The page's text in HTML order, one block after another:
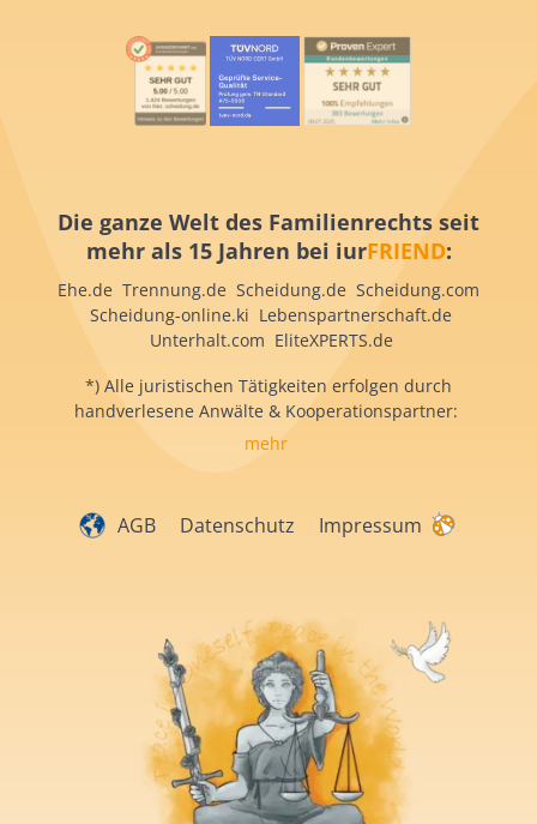
Die ganze Welt des Familienrechts seit
mehr als 15 Jahren bei iurFRIEND:
Ehe.de Trennung.de Scheidung.de Scheidung.com
Scheidung-online.ki Lebenspartnerschaft.de
Unterhalt.com EliteXPERTS.de
*) Alle juristischen Tätigkeiten erfolgen durch
handverlesene Anwälte & Kooperationspartner:
mehr
AGB Datenschutz Impressum